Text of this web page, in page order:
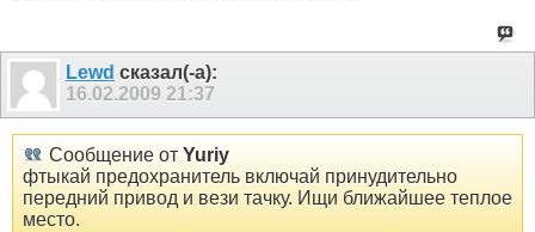
Lewd сказал(-а):
16.02.2009 21:37
Сообщение от Yuriy
фтыкай предохранитель включай принудительно
передний привод и вези тачку. Ищи ближайшее теплое
место.